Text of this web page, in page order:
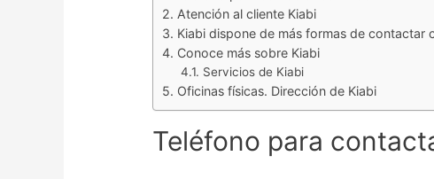
Atención al cliente Kiabi
Kiabi dispone de más formas de contactar
Conoce más sobre Kiabi
Servicios de Kiabi
Oficinas físicas. Dirección de Kiabi
Teléfono para